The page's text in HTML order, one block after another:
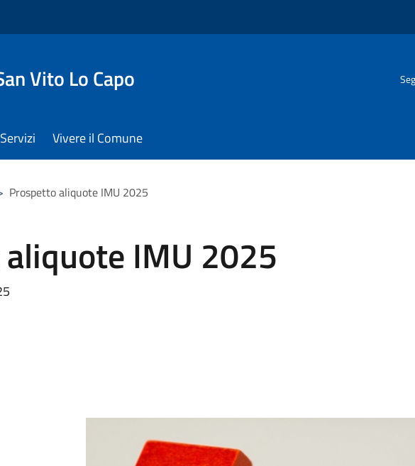
Vito Lo Capo
Servizi Vivere il Comune
Prospetto aliquote IMU 2025
IMU 2025